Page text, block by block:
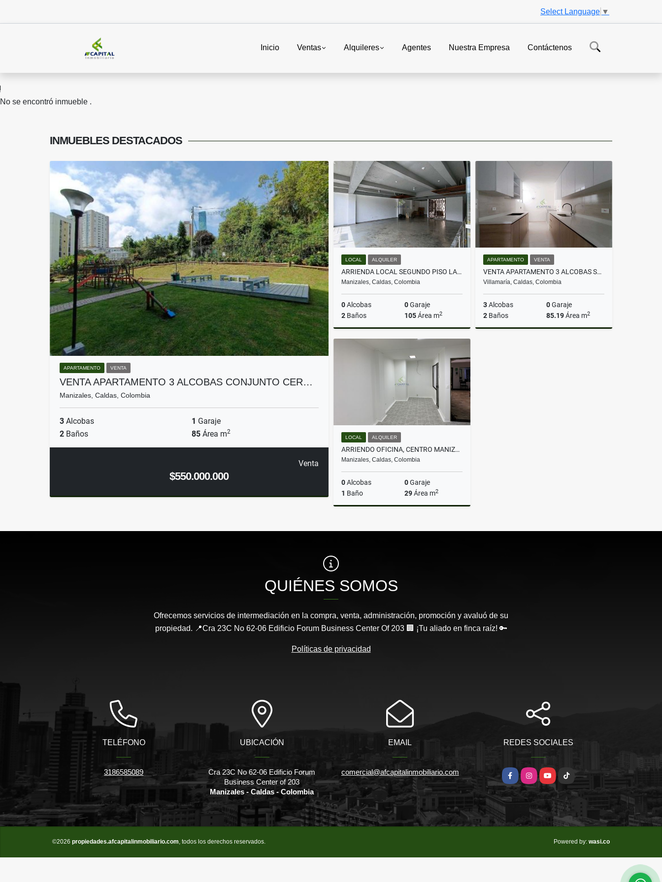
Select Language ▼
Inicio Ventas Alquileres Agentes Nuestra Empresa Contáctenos
No se encontró inmueble .
INMUEBLES DESTACADOS
APARTAMENTO VENTA
VENTA APARTAMENTO 3 ALCOBAS CONJUNTO CER…
Manizales, Caldas, Colombia
3 Alcobas 1 Garaje
2 Baños 85 Área m2
Venta
$550.000.000
LOCAL ALQUILER
ARRIENDA LOCAL SEGUNDO PISO LA ENEA MANIZALES
Manizales, Caldas, Colombia
0Alcobas 0Garaje
2 Baños 105Área m2
APARTAMENTO VENTA
VENTA APARTAMENTO 3 ALCOBAS SECTOR EL CRUCERO VILLAMARIA MANIZALES
Villamaría, Caldas, Colombia
3Alcobas 0Garaje
2 Baños 85.19Área m2
LOCAL ALQUILER
ARRIENDO OFICINA, CENTRO MANIZALES, CALDAS
Manizales, Caldas, Colombia
0Alcobas 0Garaje
1 Baño 29Área m2
$900.000
QUIÉNES SOMOS
Ofrecemos servicios de intermediación en la compra, venta, administración, promoción y avaluó de su
propiedad. 📍Cra 23C No 62-06 Edificio Forum Business Center Of 203 🏢 ¡Tu aliado en finca raíz! 🔑
Políticas de privacidad
TELÉFONO
3186585089
UBICACIÓN
Cra 23C No 62-06 Edificio Forum
Business Center of 203
Manizales - Caldas - Colombia
EMAIL
comercial@afcapitalinmobiliario.com
REDES SOCIALES
FacebookInstagramYouTube
TikTok
©2026 propiedades.afcapitalinmobiliario.com, todos los derechos reservados. Powered by: wasi.co